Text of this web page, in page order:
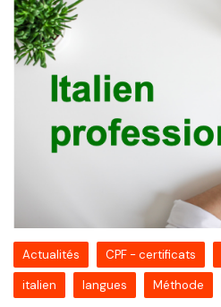
Actualités CPF - certificats
italien
langues Méthode